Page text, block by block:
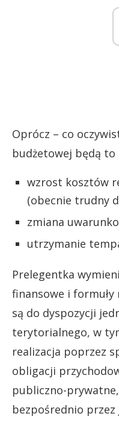
Oprócz – co
budżetowej będą to
wzrost kosztów
(obecnie trudny
zmiana
utrzymanie
Prelegentka
finansowe i
są do dyspozycji
terytorialnego, w
realizacja poprzez
obligacji
publiczno-
bezpośrednio przez